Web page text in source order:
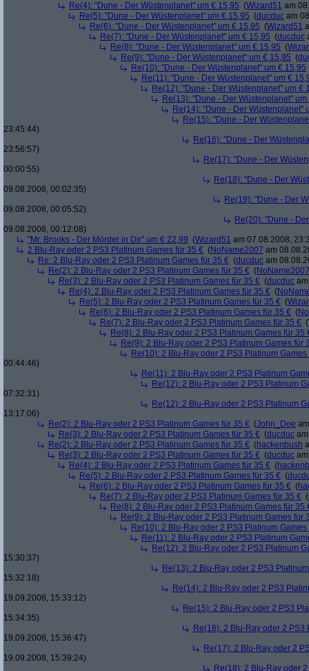
Re(4): "Dune - Der Wüstenplanet" um € 15,95 (Wizard51 am
Re(5): "Dune - Der Wüstenplanet" um € 15,95 (ducduc am
Re(6): "Dune - Der Wüstenplanet" um € 15,95 (Wizard51
Re(7): "Dune - Der Wüstenplanet" um € 15,95 (ducduc
Re(8): "Dune - Der Wüstenplanet" um € 15,95 (
Re(9): "Dune - Der Wüstenplanet" um € 15,95 (
Re(10): "Dune - Der Wüstenplanet" um € 15,95
Re(11): "Dune - Der Wüstenplanet" um €
Re(12): "Dune - Der Wüstenplanet" um €
Re(13): "Dune - Der Wüstenplanet"
Re(14): "Dune - Der Wüstenplanet"
Re(15): "Dune - Der
23:45:44)
Re(16): "Dune - Der
23:56:57)
Re(17): "Dune - Der
00:00:55)
Re(18): "Dune - Der
09.08.2008, 00:02:35)
Re(19): "Dune - Der
09.08.2008, 00:05:52)
Re(20): "Dune -
09.08.2008, 00:12:08)
"Mr. Brooks - Der Mörder in Dir" um € 22,99 (Wizard51 am 07.08.2008,
2 Blu-Ray oder 2 PS3 Platinum Games für 35 € (NoName2007 am
Re: 2 Blu-Ray oder 2 PS3 Platinum Games für 35 € (ducduc am
Re(2): 2 Blu-Ray oder 2 PS3 Platinum Games für 35 € (NoName2007
Re(3): 2 Blu-Ray oder 2 PS3 Platinum Games für 35 € (ducduc
Re(4): 2 Blu-Ray oder 2 PS3 Platinum Games für 35 € (
Re(5): 2 Blu-Ray oder 2 PS3 Platinum Games für 35 € (
Re(6): 2 Blu-Ray oder 2 PS3 Platinum Games für 35 € (
Re(7): 2 Blu-Ray oder 2 PS3 Platinum Games für 35 € (
Re(8): 2 Blu-Ray oder 2 PS3 Platinum Games für 35
Re(9): 2 Blu-Ray oder 2 PS3 Platinum Games für
Re(10): 2 Blu-Ray oder 2 PS3 Platinum Games
00:44:46)
Re(11): 2 Blu-Ray oder 2 PS3 Platinum
Re(12): 2 Blu-Ray oder 2 PS3 Platinum
07:32:31)
Re(12): 2 Blu-Ray oder 2 PS3 Platinum
13:17:06)
Re(2): 2 Blu-Ray oder 2 PS3 Platinum Games für 35 € (John_Doe
Re(3): 2 Blu-Ray oder 2 PS3 Platinum Games für 35 € (ducduc
Re(2): 2 Blu-Ray oder 2 PS3 Platinum Games für 35 € (hackenbush
Re(3): 2 Blu-Ray oder 2 PS3 Platinum Games für 35 € (ducduc
Re(4): 2 Blu-Ray oder 2 PS3 Platinum Games für 35 € (
Re(5): 2 Blu-Ray oder 2 PS3 Platinum Games für 35 € (
Re(6): 2 Blu-Ray oder 2 PS3 Platinum Games für 35 € (
Re(7): 2 Blu-Ray oder 2 PS3 Platinum Games für 35 € (
Re(8): 2 Blu-Ray oder 2 PS3 Platinum Games für 35
Re(9): 2 Blu-Ray oder 2 PS3 Platinum Games für
Re(10): 2 Blu-Ray oder 2 PS3 Platinum Games
Re(11): 2 Blu-Ray oder 2 PS3 Platinum
Re(12): 2 Blu-Ray oder 2 PS3 Platinum
15:30:37)
Re(13): 2 Blu-Ray oder 2 PS3
15:32:18)
Re(14): 2 Blu-Ray oder 2 PS3
19.09.2008, 15:33:12)
Re(15): 2 Blu-Ray oder 2 PS3
15:34:35)
Re(16): 2 Blu-Ray oder 2 PS3
19.09.2008, 15:36:47)
Re(17): 2 Blu-Ray oder 2
19.09.2008, 15:39:24)
Re(18): 2 Blu-Ray oder